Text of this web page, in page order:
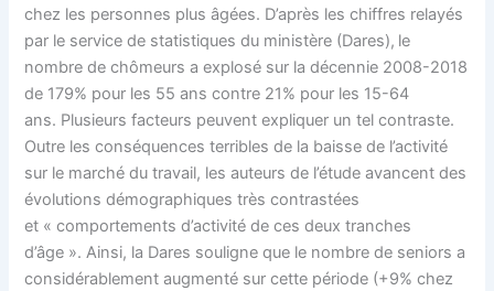
chez les personnes plus âgées. D’après les chiffres relayés
par le service de statistiques du ministère (Dares), le
nombre de chômeurs a explosé sur la décennie 2008-2018
de 179% pour les 55 ans contre 21% pour les 15-64
ans. Plusieurs facteurs peuvent expliquer un tel contraste.
Outre les conséquences terribles de la baisse de l’activité
sur le marché du travail, les auteurs de l’étude avancent des
évolutions démographiques très contrastées
et « comportements d’activité de ces deux tranches
d’âge ». Ainsi, la Dares souligne que le nombre de seniors a
considérablement augmenté sur cette période (+9% chez